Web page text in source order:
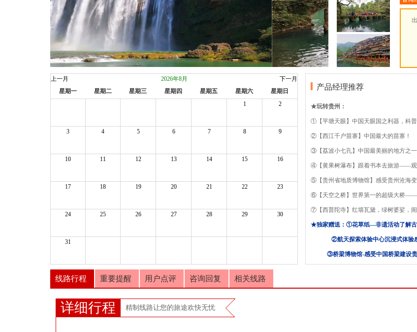
上一月 2026年8月
下一月
星期一
星期二 星期三 星期四 星期五 星期六
星期日
1
2
3 4 5 6 7 8 9
10 11 12 13 14 15 16
17 18 19 20 21 22 23
24 25 26 27 28 29 30
31
产品经理推荐
★玩转贵州：
①【平塘天眼】中国天眼国之利器，科普
②【西江千户苗寨】中国最大的苗寨！
③【荔波小七孔】中国最美丽的地方之
④【黄果树瀑布】跟着书本去旅游——观
⑤【贵州省地质博物馆】感受贵州沧海
⑥【天空之桥】世界第一的超级大桥——
⑦【西普陀寺】红墙瓦黛，绿树婆娑，闹
★独家赠送：①花草纸—非遗活动了解古
②航天探索体验中心沉浸式体验感
③桥梁博物馆-感受中国桥梁建设贵
线路行程 重要提醒 用户点评 咨询回复 相关线路
详细行程 精制线路让您的旅途欢快无忧